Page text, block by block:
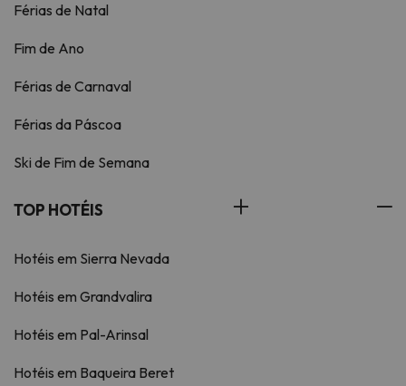
Férias de Natal
Fim de Ano
Férias de Carnaval
Férias da Páscoa
Ski de Fim de Semana
TOP HOTÉIS
Hotéis em Sierra Nevada
Hotéis em Grandvalira
Hotéis em Pal-Arinsal
Hotéis em Baqueira Beret